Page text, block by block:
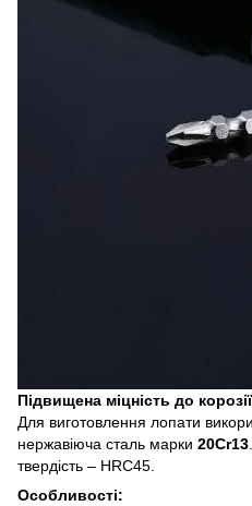
Підвищена міцність до
Для виготовлення лопати
нержавіюча сталь марки 20Cr13
твердість – HRC45.
Особливості: